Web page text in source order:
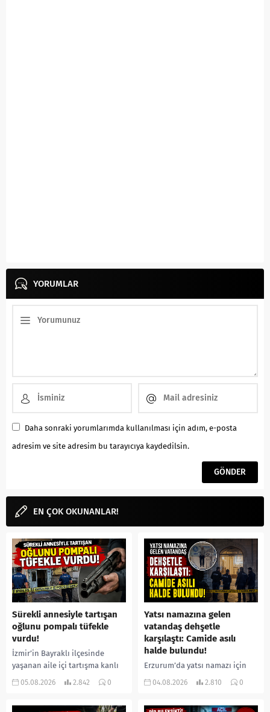
YORUMLAR
Daha sonraki yorumlarımda kullanılması için adım, e-posta
adresim ve site adresim bu tarayıcıya kaydedilsin.
EN ÇOK OKUNANLAR!
Sürekli annesiyle tartışan
oğlunu pompalı tüfekle
vurdu!
İzmir’in Bayraklı ilçesinde
yaşanan aile içi tartışma kanlı
bitti. İddiaya göre, uzun süredir
05.08.2026 2.842 0
Yatsı namazına gelen
vatandaş dehşetle
karşılaştı: Camide asılı
halde bulundu!
Erzurum’da yatsı namazı için
camiye gelen bir vatandaş,
04.08.2026 2.810 0